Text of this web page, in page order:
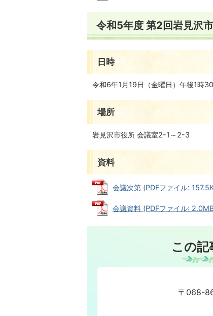
令和5年度 第2回岩見沢
日時
令和6年1月19日（金曜日）午後1時
場所
岩見沢市役所 会議室2-1～2-3
資料
会議次第 (PDFファイル:
会議資料 (PDFファイル:
この
〒068-